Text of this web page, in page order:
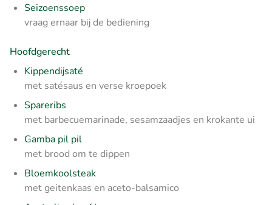
Seizoenssoep
vraag ernaar bij de bediening
Hoofdgerecht
Kippendijsaté
met satésaus en verse kroepoek
Spareribs
met barbecuemarinade, sesamzaadjes en krokante ui
Gamba pil pil
met brood om te dippen
Bloemkoolsteak
met geitenkaas en aceto-balsamico